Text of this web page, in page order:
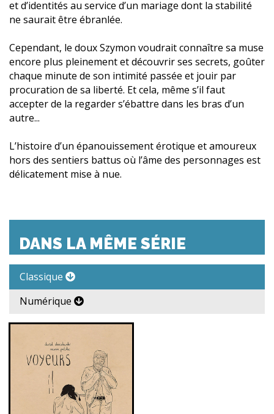
et d’identités au service d’un mariage dont la stabilité
ne saurait être ébranlée.
Cependant, le doux Szymon voudrait connaître sa muse
encore plus pleinement et découvrir ses secrets, goûter
chaque minute de son intimité passée et jouir par
procuration de sa liberté. Et cela, même s’il faut
accepter de la regarder s’ébattre dans les bras d’un
autre...
L’histoire d’un épanouissement érotique et amoureux
hors des sentiers battus où l’âme des personnages est
délicatement mise à nue.
DANS LA MÊME SÉRIE
Classique
Numérique